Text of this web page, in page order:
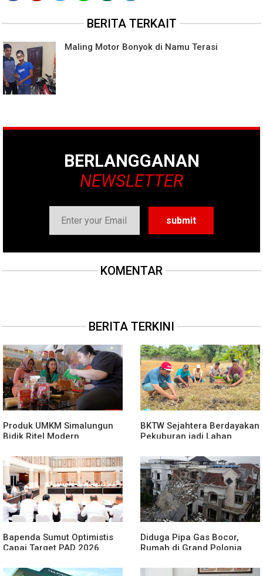
BERITA TERKAIT
Maling Motor Bonyok di Namu Terasi
BERLANGGANAN
NEWSLETTER
KOMENTAR
BERITA TERKINI
Produk UMKM Simalungun
Bidik Ritel Modern
BKTW Sejahtera Berdayakan
Pekuburan jadi Lahan
Bapenda Sumut Optimistis
Capai Target PAD 2026
Diduga Pipa Gas Bocor,
Rumah di Grand Polonia